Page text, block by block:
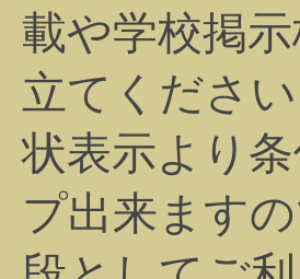
載や学校掲
立てくださ
状表示より
プ出来ます